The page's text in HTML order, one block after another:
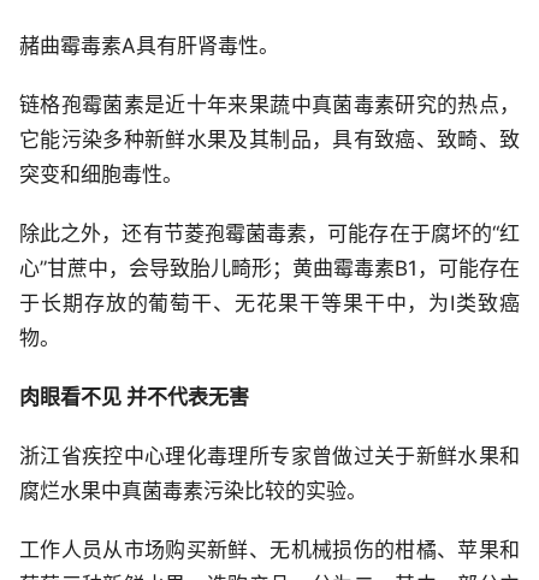
赭曲霉毒素A具有肝肾毒性。
链格孢霉菌素是近十年来果蔬中真菌毒素研究的热点，
它能污染多种新鲜水果及其制品，具有致癌、致畸、致
突变和细胞毒性。
除此之外，还有节菱孢霉菌毒素，可能存在于腐坏的“红
心”甘蔗中，会导致胎儿畸形；黄曲霉毒素B1，可能存在
于长期存放的葡萄干、无花果干等果干中，为I类致癌
物。
肉眼看不见 并不代表无害
浙江省疾控中心理化毒理所专家曾做过关于新鲜水果和
腐烂水果中真菌毒素污染比较的实验。
工作人员从市场购买新鲜、无机械损伤的柑橘、苹果和